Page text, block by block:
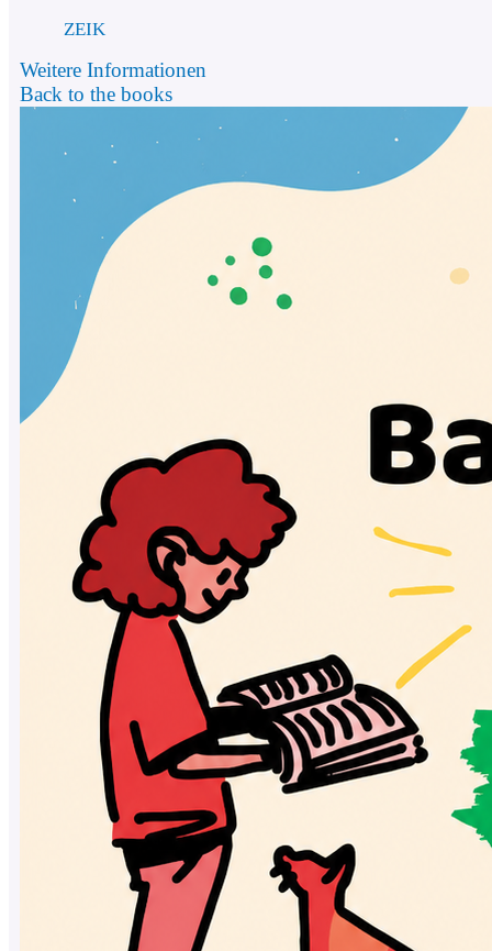
ZEIK
Weitere Informationen
Back to the books